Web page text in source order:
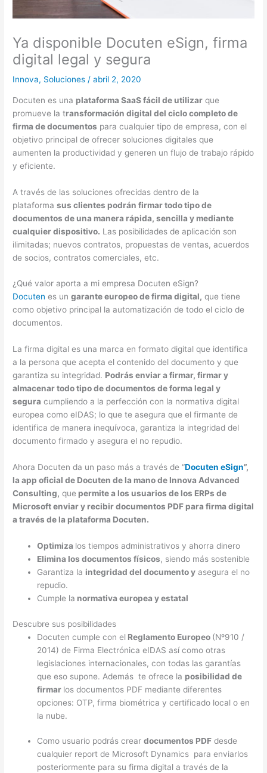
Ya disponible Docuten eSign, firma
digital legal y segura
Innova, Soluciones /abril 2, 2020
Docuten es una plataforma SaaS fácil de utilizar que
promueve la transformación digital del ciclo completo de
firma de documentos para cualquier tipo de empresa, con el
objetivo principal de ofrecer soluciones digitales que
aumenten la productividad y generen un flujo de trabajo rápido
y eficiente.
A través de las soluciones ofrecidas dentro de la
plataformasus clientes podrán firmar todo tipo de
documentos de una manera rápida, sencilla y mediante
cualquier dispositivo. Las posibilidades de aplicación son
ilimitadas; nuevos contratos, propuestas de ventas, acuerdos
de socios, contratos comerciales, etc.
¿Qué valor aporta a mi empresa Docuten eSign?
Docuten es ungarante europeo de firma digital, que tiene
como objetivo principal la automatización de todo el ciclo de
documentos.
La firma digital es una marca en formato digital que identifica
a la persona que acepta el contenido del documento y que
garantiza su integridad. Podrás enviar a firmar, firmar y
almacenar todo tipo de documentos de forma legal y
segura cumpliendo a la perfección con la normativa digital
europea como eIDAS; lo que te asegura que el firmante de
identifica de manera inequívoca, garantiza la integridad del
documento firmado y asegura el no repudio.
Ahora Docuten da un paso más a través de “Docuten eSign”,
la app oficial de Docuten de la mano de Innova Advanced
Consulting, que permite a los usuarios de los ERPs de
Microsoft enviar y recibir documentos PDF para firma digital
a través de la plataforma Docuten.
Optimiza los tiempos administrativos y ahorra dinero
Elimina los documentos físicos, siendo más sostenible
Garantiza la integridad del documento y asegura el no
repudio.
Cumple la normativa europea y estatal
Descubre sus posibilidades
Docuten cumple con el Reglamento Europeo (Nº910 /
2014) de Firma Electrónica eIDAS así como otras
legislaciones internacionales, con todas las garantías
que eso supone. Además te ofrece la posibilidad de
firmar los documentos PDF mediante diferentes
opciones: OTP, firma biométrica y certificado local o en
la nube.
Como usuario podrás creardocumentos PDF desde
cualquier report de Microsoft Dynamics para enviarlos
posteriormente para su firma digital a través de la